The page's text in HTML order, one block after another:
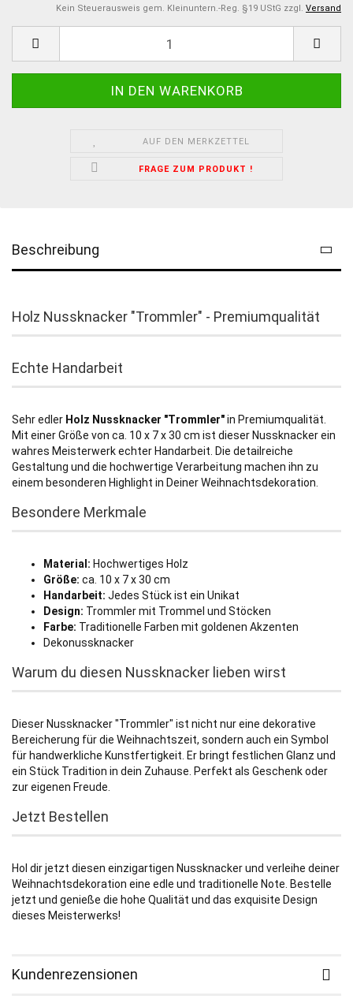
Kein Steuerausweis gem. Kleinuntern.-Reg. §19 UStG zzgl. Versand
AUF DEN MERKZETTEL
FRAGE ZUM PRODUKT !
Beschreibung
Holz Nussknacker "Trommler" - Premiumqualität
Echte Handarbeit
Sehr edler Holz Nussknacker "Trommler"in Premiumqualität.
Mit einer Größe von ca. 10 x 7 x 30 cm ist dieser Nussknacker ein
wahres Meisterwerk echter Handarbeit. Die detailreiche
Gestaltung und die hochwertige Verarbeitung machen ihn zu
einem besonderen Highlight in Deiner Weihnachtsdekoration.
Besondere Merkmale
Material: Hochwertiges Holz
Größe: ca. 10 x 7 x 30 cm
Handarbeit: Jedes Stück ist ein Unikat
Design: Trommler mit Trommel und Stöcken
Farbe: Traditionelle Farben mit goldenen Akzenten
Dekonussknacker
Warum du diesen Nussknacker lieben wirst
Dieser Nussknacker "Trommler" ist nicht nur eine dekorative
Bereicherung für die Weihnachtszeit, sondern auch ein Symbol
für handwerkliche Kunstfertigkeit. Er bringt festlichen Glanz und
ein Stück Tradition in dein Zuhause. Perfekt als Geschenk oder
zur eigenen Freude.
Jetzt Bestellen
Hol dir jetzt diesen einzigartigen Nussknacker und verleihe deiner
Weihnachtsdekoration eine edle und traditionelle Note. Bestelle
jetzt und genieße die hohe Qualität und das exquisite Design
dieses Meisterwerks!
Kundenrezensionen